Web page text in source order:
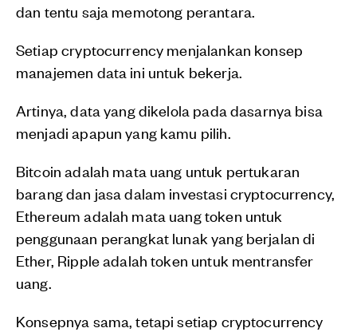
dan tentu saja memotong perantara.
Setiap cryptocurrency menjalankan konsep
manajemen data ini untuk bekerja.
Artinya, data yang dikelola pada dasarnya bisa
menjadi apapun yang kamu pilih.
Bitcoin adalah mata uang untuk pertukaran
barang dan jasa dalam investasi cryptocurrency,
Ethereum adalah mata uang token untuk
penggunaan perangkat lunak yang berjalan di
Ether, Ripple adalah token untuk mentransfer
uang.
Konsepnya sama, tetapi setiap cryptocurrency